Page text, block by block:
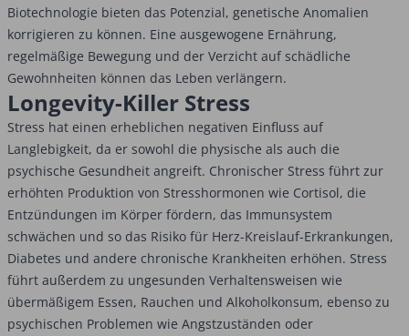
Biotechnologie bieten das Potenzial, genetische Anomalien
korrigieren zu können. Eine ausgewogene Ernährung,
regelmäßige Bewegung und der Verzicht auf schädliche
Gewohnheiten können das Leben verlängern.
Longevity-Killer Stress
Stress hat einen erheblichen negativen Einfluss auf
Langlebigkeit, da er sowohl die physische als auch die
psychische Gesundheit angreift. Chronischer Stress führt zur
erhöhten Produktion von Stresshormonen wie Cortisol, die
Entzündungen im Körper fördern, das Immunsystem
schwächen und so das Risiko für Herz-Kreislauf-Erkrankungen,
Diabetes und andere chronische Krankheiten erhöhen. Stress
führt außerdem zu ungesunden Verhaltensweisen wie
übermäßigem Essen, Rauchen und Alkoholkonsum, ebenso zu
psychischen Problemen wie Angstzuständen oder